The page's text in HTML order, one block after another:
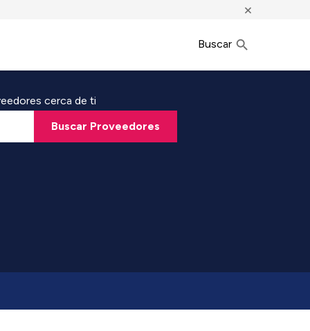
×
Buscar
cerca de ti
Buscar Proveedores